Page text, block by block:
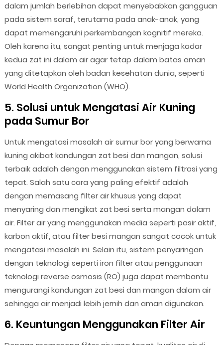
dalam jumlah berlebihan dapat menyebabkan gangguan
pada sistem saraf, terutama pada anak-anak, yang
dapat memengaruhi perkembangan kognitif mereka.
Oleh karena itu, sangat penting untuk menjaga kadar
kedua zat ini dalam air agar tetap dalam batas aman
yang ditetapkan oleh badan kesehatan dunia, seperti
World Health Organization (WHO).
5. Solusi untuk Mengatasi Air Kuning
pada Sumur Bor
Untuk mengatasi masalah air sumur bor yang berwarna
kuning akibat kandungan zat besi dan mangan, solusi
terbaik adalah dengan menggunakan sistem filtrasi yang
tepat. Salah satu cara yang paling efektif adalah
dengan memasang filter air khusus yang dapat
menyaring dan mengikat zat besi serta mangan dalam
air. Filter air yang menggunakan media seperti pasir aktif,
karbon aktif, atau filter besi mangan sangat cocok untuk
mengatasi masalah ini. Selain itu, sistem penyaringan
dengan teknologi seperti iron filter atau penggunaan
teknologi reverse osmosis (RO) juga dapat membantu
mengurangi kandungan zat besi dan mangan dalam air
sehingga air menjadi lebih jernih dan aman digunakan.
6. Keuntungan Menggunakan Filter Air